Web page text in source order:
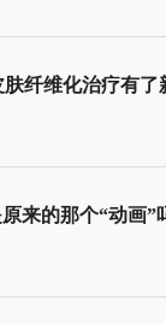
纤维化治疗有了
来的那个“动画”